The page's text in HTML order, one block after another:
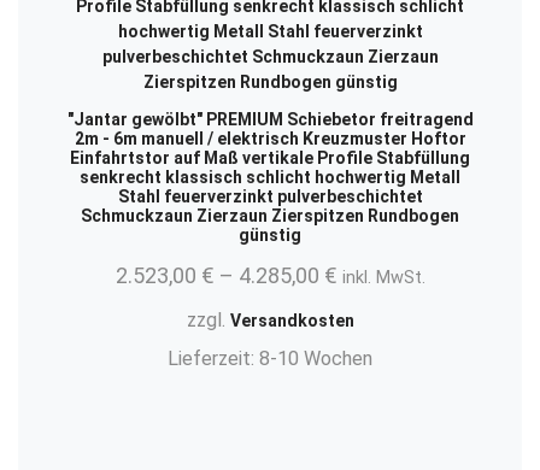
"Jantar gewölbt" PREMIUM Schiebetor freitragend
2m - 6m manuell / elektrisch Kreuzmuster Hoftor
Einfahrtstor auf Maß vertikale Profile Stabfüllung
senkrecht klassisch schlicht hochwertig Metall
Stahl feuerverzinkt pulverbeschichtet
Schmuckzaun Zierzaun Zierspitzen Rundbogen
günstig
2.523,00 € – 4.285,00 € inkl. MwSt.
zzgl. Versandkosten
Lieferzeit: 8-10 Wochen